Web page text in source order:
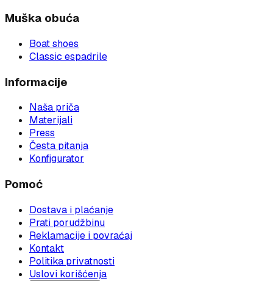
Muška obuća
Boat shoes
Classic espadrile
Informacije
Naša priča
Materijali
Press
Česta pitanja
Konfigurator
Pomoć
Dostava i plaćanje
Prati porudžbinu
Reklamacije i povraćaj
Kontakt
Politika privatnosti
Uslovi korišćenja